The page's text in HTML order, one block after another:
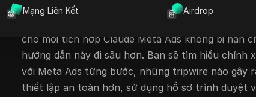
Mạng Liên Kết Airdrop
Hầu hết các hướng dẫn đều bỏ qua các phần
hóa, rủi ro nào quan trọng đối với thiết lập nhiều
cho mỗi tích hợp Claude Meta Ads không bị hạn
hướng dẫn này đi sâu hơn. Bạn sẽ tìm hiểu chính
với Meta Ads từng bước, những tripwire nào gây
thiết lập an toàn hơn, sử dụng hồ sơ trình duyệt